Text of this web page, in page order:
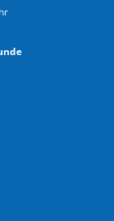
bis 12:00 Uhr